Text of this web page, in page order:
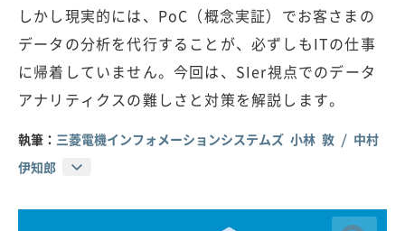
しかし現実的には、PoC（概念実証）でお客さまの
データの分析を代行することが、必ずしもITの仕事
に帰着していません。今回は、SIer視点でのデータ
アナリティクスの難しさと対策を解説します。
執筆： 三菱電機インフォメーションシステムズ 小林 敦 / 中村
伊知郎